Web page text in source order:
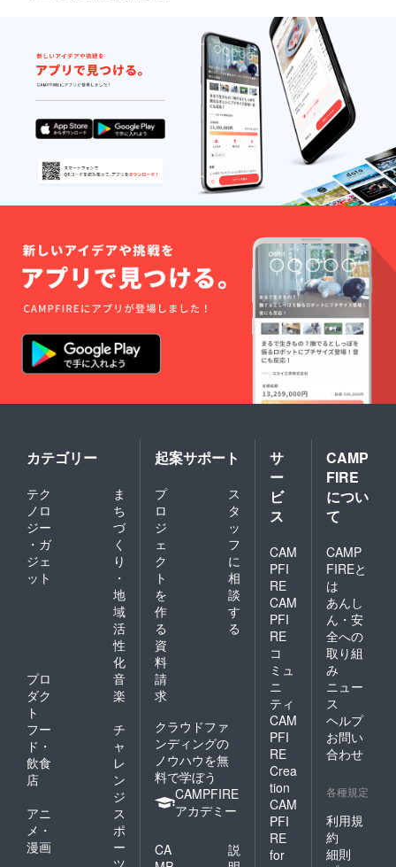
し上が
れない
料理が
ござい
ました
らご予
約時に
お伝え
くださ
い。
●「難波
ねぎご
はん」
「難波
スー
プ」
「難波
ネギせ
んべ
い」３
種類を
４セッ
ト
カテゴリー
テク
ノロ
ジー
・ガ
ジェ
ット
ま
ち
づ
く
り
・
地
域
活
性
化
プロ
ダク
ト
音
楽
フー
ド・
飲食
店
チ
ャ
レ
ン
ジ
アニ
メ・
漫画
ス
ポ
ー
ツ
起案サポート
プ
ロ
ジ
ェ
ク
ト
を
作
る
ス
タ
ッ
フ
に
相
談
す
る
資
料
請
求
クラウドファ
ンディングの
ノウハウを無
料で学ぼう
CAMPFIRE
アカデミー
CA
説
サ
ー
ビ
ス
CAM
PFI
RE
CAM
PFI
RE
コ
ミュ
ニ
ティ
CAM
PFI
RE
Crea
tion
CAM
PFI
RE
for
CAMP
FIRE
につい
て
CAMP
FIREと
は
あんし
ん・安
全への
取り組
み
ニュー
ス
ヘルプ
お問い
合わせ
各種規定
利用規
約
細則